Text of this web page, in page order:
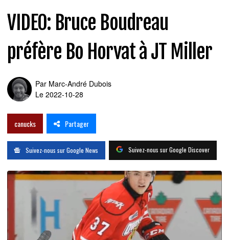
VIDEO: Bruce Boudreau
préfère Bo Horvat à JT Miller
Par Marc-André Dubois
Le 2022-10-28
canucks Partager
Suivez-nous sur Google News Suivez-nous sur Google Discover